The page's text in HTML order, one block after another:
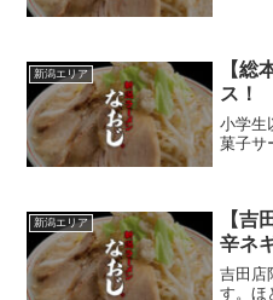
新潟エリア
【総
ス！
小学生
菓子サ
新潟エリア
【吉
辛ネ
吉田店
す。ほ